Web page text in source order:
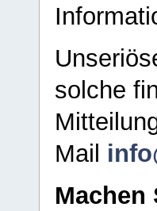
solche
Mail
Machen